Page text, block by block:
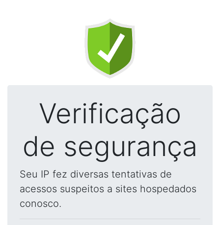
Verificação
de segurança
Seu IP fez diversas tentativas de
acessos suspeitos a sites hospedados
conosco.